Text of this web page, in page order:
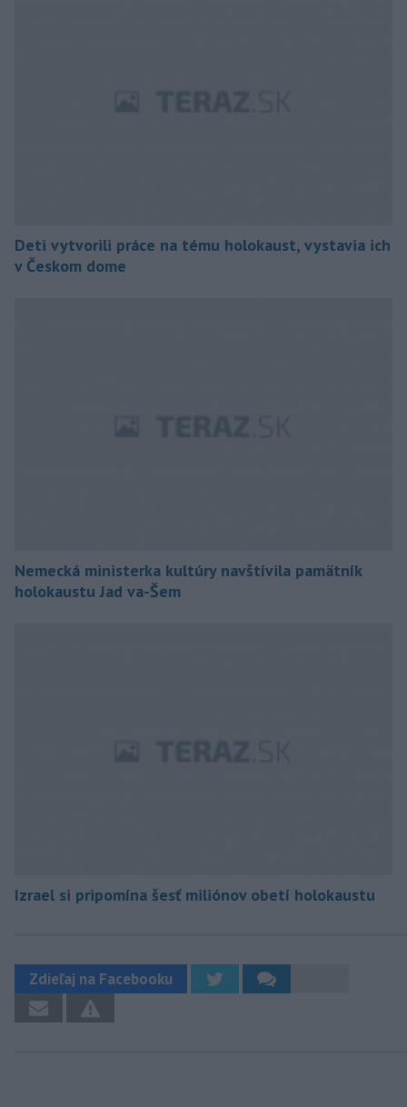
Deti vytvorili práce na tému holokaust, vystavia ich
v Českom dome
Nemecká ministerka kultúry navštívila pamätník
holokaustu Jad va-Šem
Izrael si pripomína šesť miliónov obetí holokaustu
Zdieľaj na Facebooku